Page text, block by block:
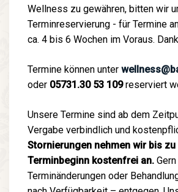
Wellness zu gewähren, bitten wir
Terminreservierung - für Termine
ca. 4 bis 6 Wochen im Voraus.
Termine können unter
oder 05731.30 53 109reserviert
Unsere Termine sind ab dem
Vergabe verbindlich und
Stornierungen nehmen wir bis zu
Terminbeginn kostenfrei an.
Terminänderungen oder